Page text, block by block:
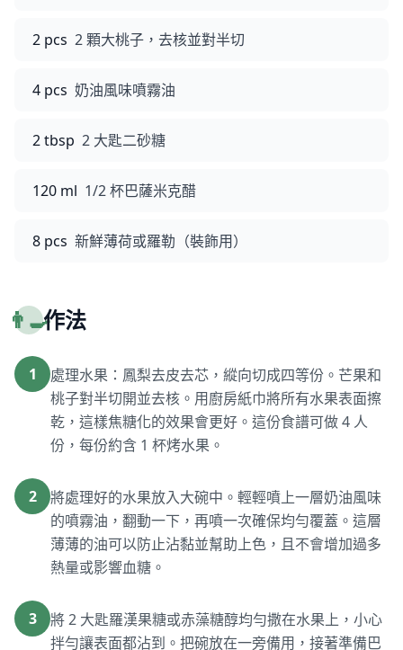
2 pcs 2 顆大桃子，去核並對半切
4 pcs 奶油風味噴霧油
2 tbsp 2 大匙二砂糖
120 ml 1/2 杯巴薩米克醋
8 pcs 新鮮薄荷或羅勒（裝飾用）
👨‍🍳作法
1
處理水果：鳳梨去皮去芯，縱向切成四等份。芒果和
桃子對半切開並去核。用廚房紙巾將所有水果表面擦
乾，這樣焦糖化的效果會更好。這份食譜可做 4 人
份，每份約含 1 杯烤水果。
2
將處理好的水果放入大碗中。輕輕噴上一層奶油風味
的噴霧油，翻動一下，再噴一次確保均勻覆蓋。這層
薄薄的油可以防止沾黏並幫助上色，且不會增加過多
熱量或影響血糖。
3
將 2 大匙羅漢果糖或赤藻糖醇均勻撒在水果上，小心
拌勻讓表面都沾到。把碗放在一旁備用，接著準備巴